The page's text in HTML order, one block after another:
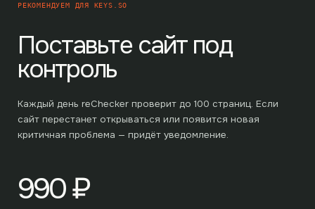
РЕКОМЕНДУЕМ ДЛЯ KEYS.SO
Поставьте сайт под
контроль
Каждый день reChecker проверит до 100 страниц. Если
сайт перестанет открываться или появится новая
критичная проблема — придёт уведомление.
990₽